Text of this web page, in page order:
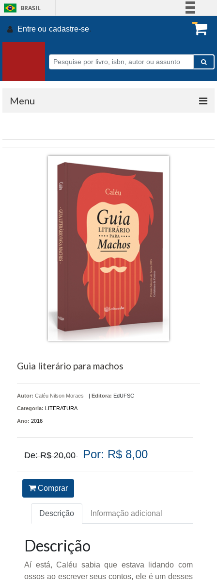
BRASIL
Participe
Acesso à informação
Legislação
Entre ou cadastre-se.
Menu
Guia literário para machos
Autor: Caléu Nilson Moraes | Editora: EdUFSC
Categoria: LITERATURA
Ano: 2016
De: R$ 20,00 Por: R$ 8,00
Comprar
Descrição Informação adicional
Descrição
Aí está, Caléu sabia que estava lidando com
ossos ao escrever seus contos, ele é um desses